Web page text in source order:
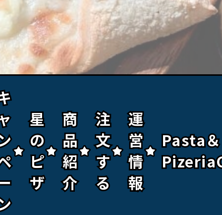
星
の
ピ
ザ
星
の
ピ
ザ
商
品
紹
介
商
品
紹
介
注
文
す
る
注
文
す
る
運
営
情
報
運
営
情
報
Pasta＆
Pasta＆